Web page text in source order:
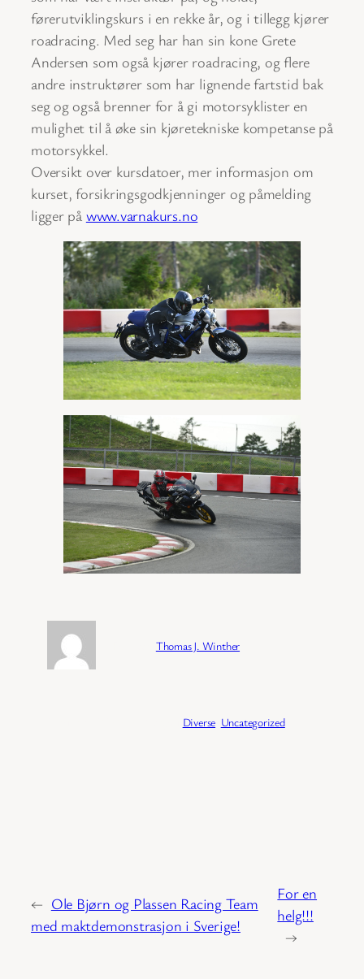
førerutviklingskurs i en rekke år, og i tillegg kjører
roadracing. Med seg har han sin kone Grete
Andersen som også kjører roadracing, og flere
andre instruktører som har lignende fartstid bak
seg og også brenner for å gi motorsyklister en
mulighet til å øke sin kjøretekniske kompetanse på
motorsykkel.
Oversikt over kursdatoer, mer informasjon om
kurset, forsikringsgodkjenninger og påmelding
ligger på www.varnakurs.no
Thomas J. Winther
Diverse Uncategorized
← Ole Bjørn og Plassen Racing Team
med maktdemonstrasjon i Sverige!
For en
helg!!!
→